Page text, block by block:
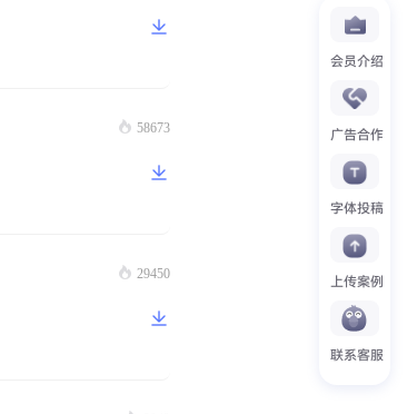
会员介绍
广告合作
字体投稿
上传案例
联系客服
58673
29450